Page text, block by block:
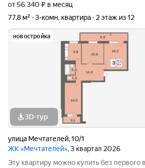
от 56 340 ₽ в месяц
77,8 м²
3-комн. квартира 2 этаж из 12
новостройка
3D-тур
улица Мечтателей,10/1
ЖК «Мечтателей», 3 квартал 2026
Эту квартиру можно купить без первого